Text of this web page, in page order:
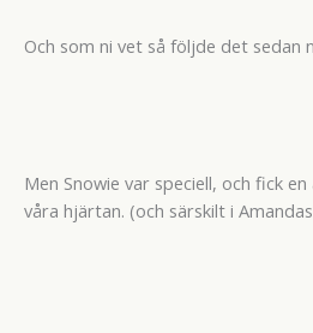
Och som ni vet så följde det sedan
Men Snowie var speciell, och fick
våra hjärtan. (och särskilt i